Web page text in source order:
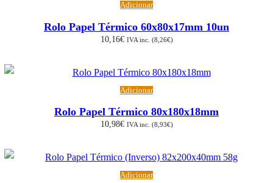
Adicionar
Rolo Papel Térmico 60x80x17mm 10un
10,16€ IVA inc. (8,26€)
Adicionar
Rolo Papel Térmico 80x180x18mm
10,98€ IVA inc. (8,93€)
Adicionar